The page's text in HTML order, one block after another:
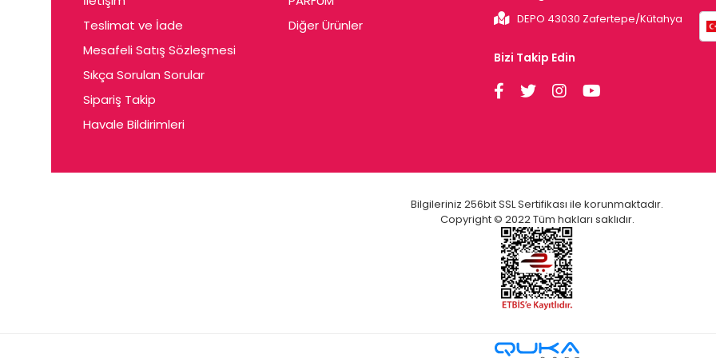
Cerin
Ceta
Ceyda
Chris
Ciey
Cleo
Teslimat ve İade
Mesafeli Satış Sözleşmesi
Sıkça Sorulan Sorular
Sipariş Takip
Havale Bildirimleri
Diğer Ürünler
DEPO 43030 Zafertepe/Kütahya
Bizi Takip Edin
Bilgileriniz 256bit SSL Sertifikası ile korunmaktadır.
Copyright © 2022 Tüm hakları saklıdır.